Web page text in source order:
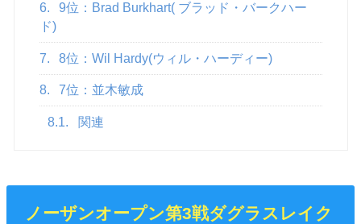
6.
9位：Brad Burkhart( ブラッド・バークハー
ド)
7. 8位：Wil Hardy(ウィル・ハーディー)
8. 7位：並木敏成
8.1. 関連
ノーザンオープン第3戦ダグラスレイク